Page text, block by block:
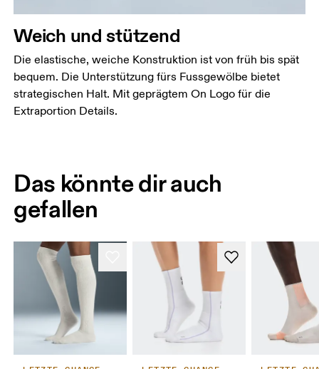
Weich und stützend
Die elastische, weiche Konstruktion ist von früh bis spät
bequem. Die Unterstützung fürs Fussgewölbe bietet
strategischen Halt. Mit geprägtem On Logo für die
Extraportion Details.
Das könnte dir auch
gefallen